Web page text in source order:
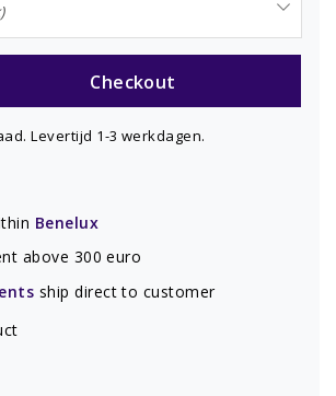
Checkout
Levertijd 1-3 werkdagen.
Benelux
above 300 euro
ship direct to customer